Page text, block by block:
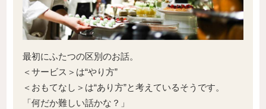
最初にふたつの区別のお話。
＜サービス＞は“やり方”
＜おもてなし＞は“あり方”と考えているそうです。
「何だか難しい話かな？」